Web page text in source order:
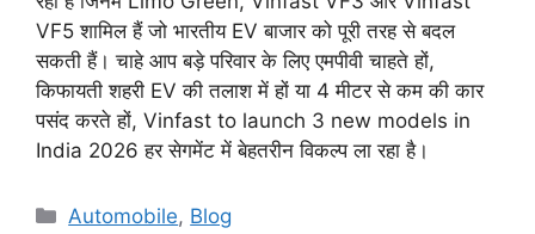
VF5 शामिल हैं जो भारतीय EV बाजार को पूरी तरह से बदल
सकती हैं। चाहे आप बड़े परिवार के लिए एमपीवी चाहते हों,
किफायती शहरी EV की तलाश में हों या 4 मीटर से कम की कार
पसंद करते हों, Vinfast to launch 3 new models in
India 2026 हर सेगमेंट में बेहतरीन विकल्प ला रहा है।
Categories
Automobile, Blog